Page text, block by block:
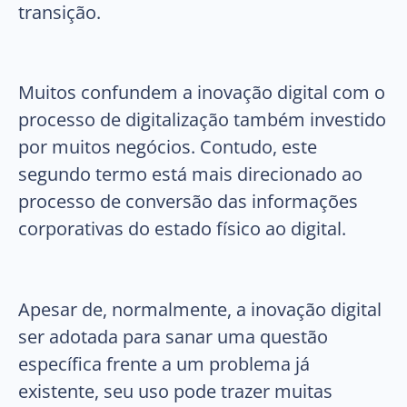
transição.
Muitos confundem a inovação digital com o
processo de digitalização também investido
por muitos negócios. Contudo, este
segundo termo está mais direcionado ao
processo de conversão das informações
corporativas do estado físico ao digital.
Apesar de, normalmente, a inovação digital
ser adotada para sanar uma questão
específica frente a um problema já
existente, seu uso pode trazer muitas